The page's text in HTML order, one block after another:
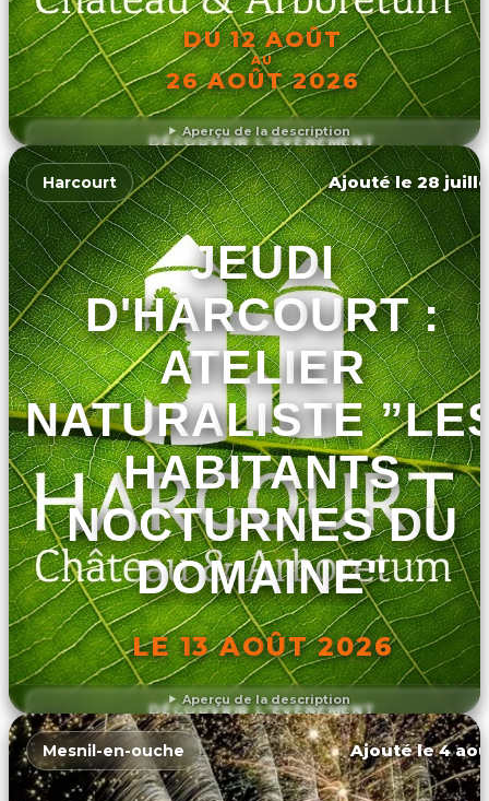
Aperçu de la description
DU 12 AOÛT
AU
26 AOÛT 2026
DÉCOUVRIR L'ÉVÉNEMENT
Aperçu de la description
Harcourt Ajouté le 28
JEUDI
D'HARCOURT :
ATELIER
NATURALISTE
HABITANTS
NOCTURNES DU
DOMAINE"
LE 13 AOÛT 2026
DÉCOUVRIR L'ÉVÉNEMENT
Mesnil-en-ouche Ajouté le 4